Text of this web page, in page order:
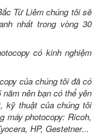
Từ Liêm chúng tôi sẽ
nhất trong vòng 30
có kinh nghiệm
của chúng tôi đã có
nên bạn có thể yên
kỹ thuật của chúng tôi
máy photocopy: Ricoh,
HP, Gestetner...